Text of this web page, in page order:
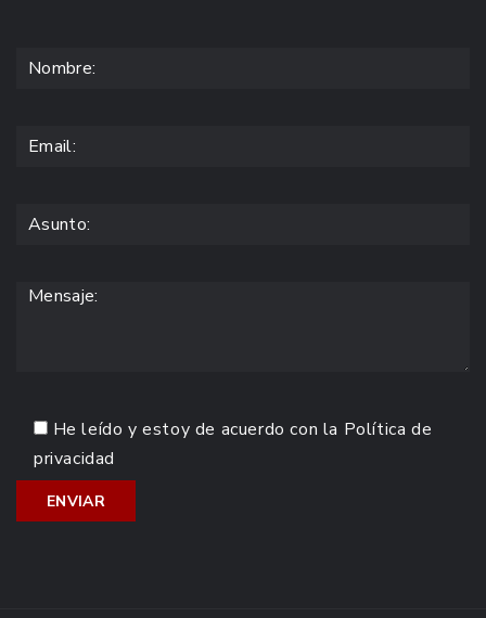
He leído y estoy de acuerdo con la Política de
privacidad